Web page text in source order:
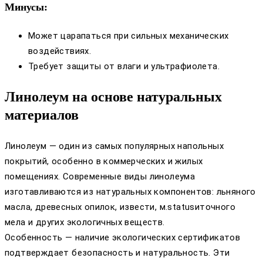
Минусы:
Может царапаться при сильных механических
воздействиях.
Требует защиты от влаги и ультрафиолета.
Линолеум на основе натуральных
материалов
Линолеум — один из самых популярных напольных
покрытий, особенно в коммерческих и жилых
помещениях. Современные виды линолеума
изготавливаются из натуральных компонентов: льняного
масла, древесных опилок, извести, м.statusиточного
мела и других экологичных веществ.
Особенность — наличие экологических сертификатов
подтверждает безопасность и натуральность. Эти